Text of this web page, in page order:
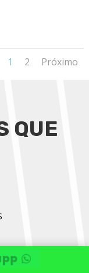
1 2 Próximo
QUE